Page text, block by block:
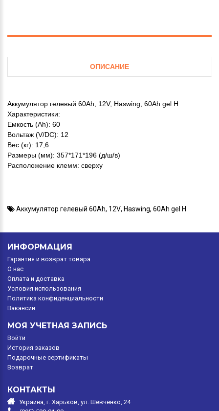
ОПИСАНИЕ
Аккумулятор гелевый 60Ah, 12V, Haswing, 60Ah gel H
Характеристики:
Емкость (Ah): 60
Вольтаж (V/DC): 12
Вес (кг): 17,6
Размеры (мм): 357*171*196 (д/ш/в)
Расположение клемм: сверху
Аккумулятор гелевый 60Ah, 12V, Haswing, 60Ah gel H
ИНФОРМАЦИЯ
Гарантия и возврат товара
O нас
Оплата и доставка
Условия использования
Политика конфиденциальности
Вакансии
МОЯ УЧЕТНАЯ ЗАПИСЬ
Войти
История заказов
Подарочные сертификаты
Возврат
КОНТАКТЫ
Украина, г. Харьков, ул. Шевченко, 24